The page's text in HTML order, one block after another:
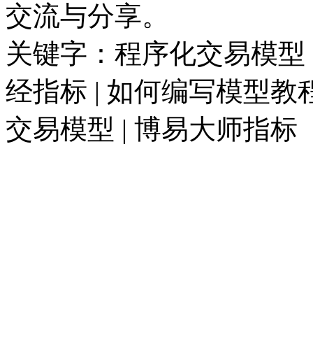
交流与分享。
关键字：程序化交易模
经指标 | 如何编写模型教
交易模型 | 博易大师指标